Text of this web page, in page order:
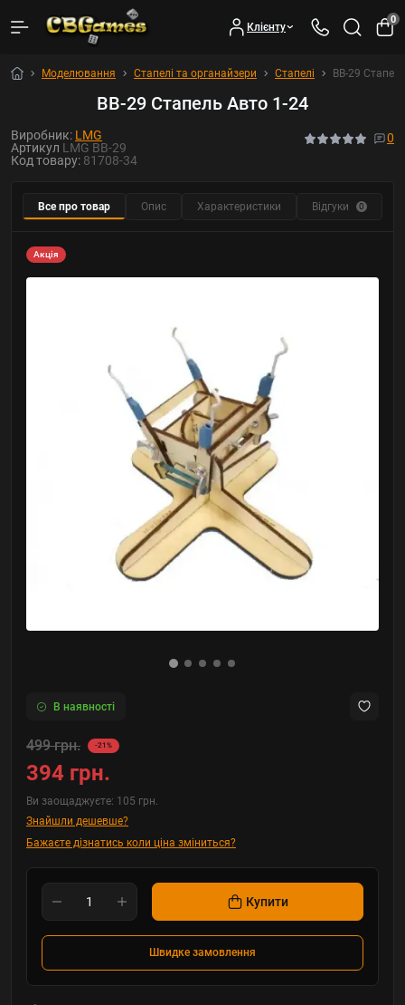
Клієнту
0
Моделювання Стапелі та органайзери Стапелі BB-29
BB-29 Стапель Авто 1-24
Виробник: LMG
Артикул LMG BB-29
Код товару: 81708-34
0
Все про товар Опис Характеристики Відгуки 0
Акція
В наявності
499 грн. -21%
394 грн.
Ви заощаджуєте: 105 грн.
Знайшли дешевше?
Бажаєте дізнатись коли ціна зміниться?
Купити
Швидке замовлення